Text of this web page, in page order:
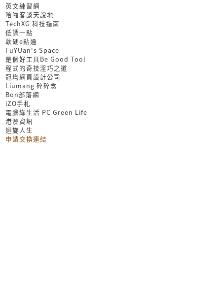
英文練習網
哈啦客談天說地
TechXG 科技指南
低調一點
軟硬e點通
FuYUan's Space
是個好工具Be Good Tool
程式的奇技淫巧之道
冠均網頁設計公司
Liumang 碎碎念
Bon部落網
iZO手札
電腦綠生活 PC Green Life
港澳資訊
迴旋人生
申請交換連結